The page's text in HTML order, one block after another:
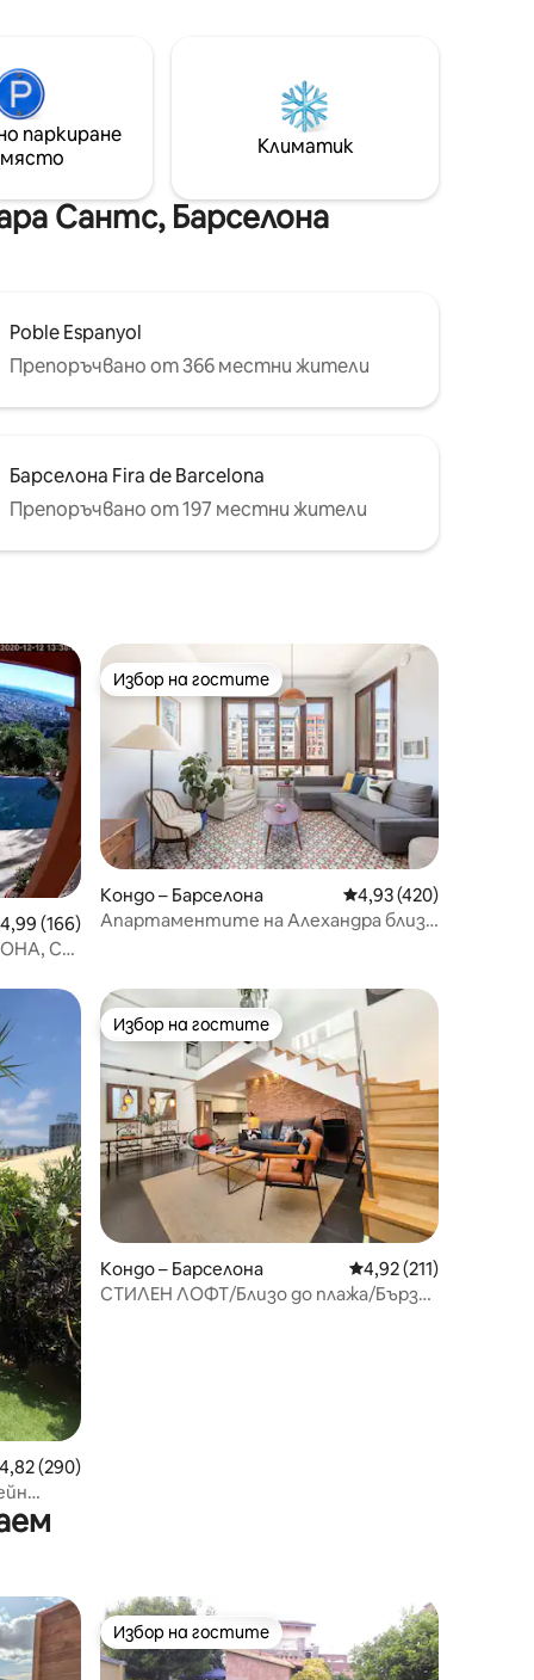
strictly
are
precio de la reserva no incluye el
паркиране
място
Климатик
Сантс, Барселона
Poble Espanyol
Препоръчвано от 366 местни жители
Барселона Fira de Barcelona
Препоръчвано от 197 местни жители
оценка: 4,99 от 5, 166 отзива
4,99 (166)
С
Избор на гостите
Избор на гостите
Кондо – Барселона Средна оценка: 4,93
4,93 (420)
Апартаментите на Алехандра близо
оценка: 4,82 от 5, 290 отзива
4,82 (290)
Избор на гостите
Избор на гостите
Кондо – Барселона Средна оценка: 4,92
4,92 (211)
СТИЛЕН ЛОФТ/Близо до плажа/Бърз
Избор на гостите
Избор на гостите